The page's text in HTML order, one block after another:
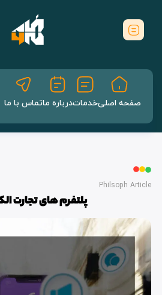
صفحه اصلیخدماتدرباره ماتماس با ما
Philsoph Article
پلتفرم های تجارت